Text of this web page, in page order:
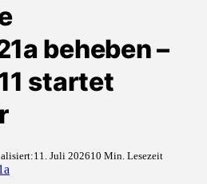
beheben –
startet
11. Juli 202610 Min. Lesezeit